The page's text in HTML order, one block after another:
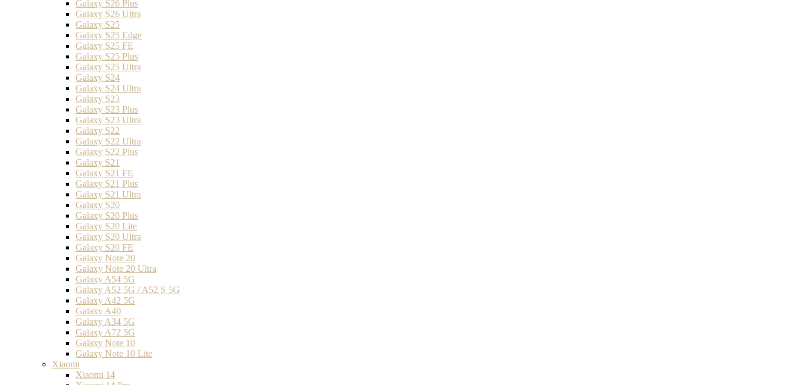
Galaxy S26 Plus
Galaxy S26 Ultra
Galaxy S25
Galaxy S25 Edge
Galaxy S25 FE
Galaxy S25 Plus
Galaxy S25 Ultra
Galaxy S24
Galaxy S24 Ultra
Galaxy S23
Galaxy S23 Plus
Galaxy S23 Ultra
Galaxy S22
Galaxy S22 Ultra
Galaxy S22 Plus
Galaxy S21
Galaxy S21 FE
Galaxy S21 Plus
Galaxy S21 Ultra
Galaxy S20
Galaxy S20 Plus
Galaxy S20 Lite
Galaxy S20 Ultra
Galaxy S20 FE
Galaxy Note 20
Galaxy Note 20 Ultra
Galaxy A54 5G
Galaxy A52 5G / A52 S 5G
Galaxy A42 5G
Galaxy A40
Galaxy A34 5G
Galaxy A72 5G
Galaxy Note 10
Galaxy Note 10 Lite
Xiaomi
Xiaomi 14